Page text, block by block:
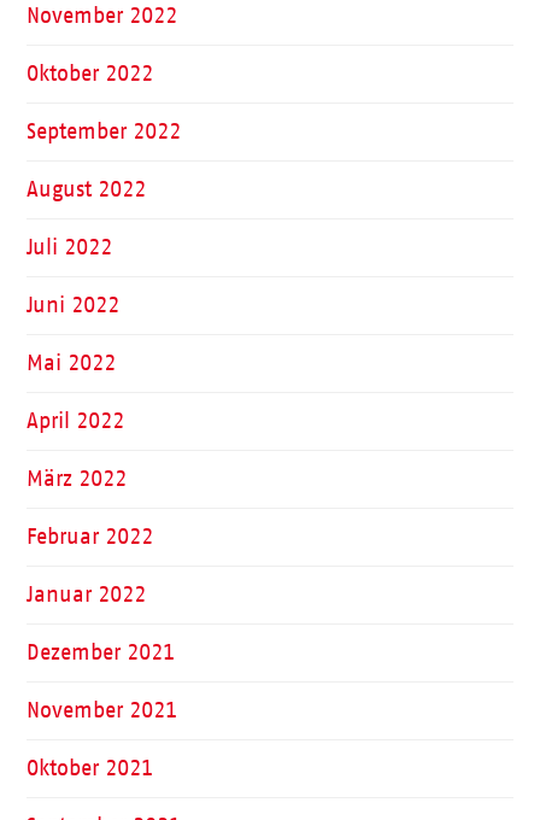
November 2022
Oktober 2022
September 2022
August 2022
Juli 2022
Juni 2022
Mai 2022
April 2022
März 2022
Februar 2022
Januar 2022
Dezember 2021
November 2021
Oktober 2021